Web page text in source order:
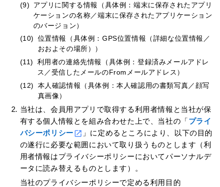
(9)
アプリに関する情報（具体例：端末に保存されたアプリ
ケーションの名称／端末に保存されたアプリケーション
のバージョン）
(10)
位置情報（具体例：GPS位置情報（詳細な位置情報／
おおよその場所））
(11)
利用者の連絡先情報（具体例：登録済みメールアドレ
ス／受信したメールのFromメールアドレス）
(12)
本人確認情報（具体例：本人確認用の書類写真／顔写
真画像）
当社は、会員用アプリで取得する利用者情報と当社が保
有する個人情報とを組み合わせた上で、当社の「プライ
バシーポリシー
」に定めるところにより、以下の目的
の遂行に必要な範囲において取り扱うものとします（利
用者情報はプライバシーポリシーにおいてパーソナルデ
ータに読み替えるものとします）。
当社のプライバシーポリシーで定める利用目的